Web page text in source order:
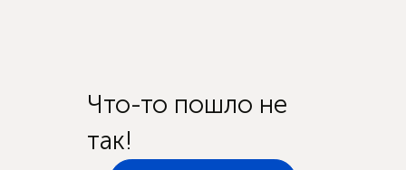
Что-то пошло не
так!